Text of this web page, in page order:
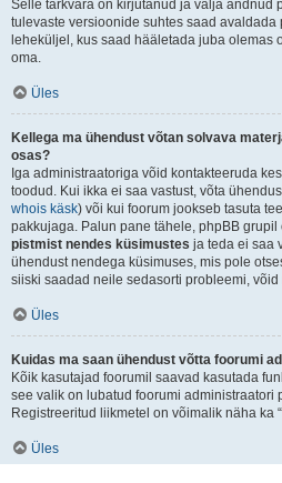
Selle tarkvara on kirjutanud ja välja andnud
tulevaste versioonide suhtes saad avaldada
leheküljel, kus saad hääletada juba olemas
oma.
Üles
Kellega ma ühendust võtan solvava
osas?
Iga administraatoriga võid kontakteeruda
toodud. Kui ikka ei saa vastust, võta
whois käsk) või kui foorum jookseb tasuta
pakkujaga. Palun pane tähele, phpBB grupil
pistmist nendes küsimustes ja teda ei saa
ühendust nendega küsimuses, mis pole
siiski saadad neile sedasorti probleemi, võid
Üles
Kuidas ma saan ühendust võtta foorumi
Kõik kasutajad foorumil saavad kasutada
see valik on lubatud foorumi administraatori
Registreeritud liikmetel on võimalik näha ka
Üles